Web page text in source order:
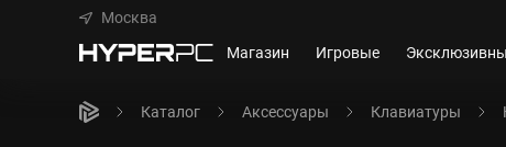
Москва
Магазин
Игровые
Каталог Аксессуары Клавиатуры